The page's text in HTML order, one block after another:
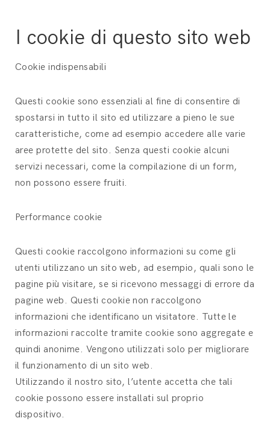
I cookie di questo sito web
Cookie indispensabili
Questi cookie sono essenziali al fine di consentire di
spostarsi in tutto il sito ed utilizzare a pieno le sue
caratteristiche, come ad esempio accedere alle varie
aree protette del sito. Senza questi cookie alcuni
servizi necessari, come la compilazione di un form,
non possono essere fruiti.
Performance cookie
Questi cookie raccolgono informazioni su come gli
utenti utilizzano un sito web, ad esempio, quali sono le
pagine più visitare, se si ricevono messaggi di errore da
pagine web. Questi cookie non raccolgono
informazioni che identificano un visitatore. Tutte le
informazioni raccolte tramite cookie sono aggregate e
quindi anonime. Vengono utilizzati solo per migliorare
il funzionamento di un sito web.
Utilizzando il nostro sito, l’utente accetta che tali
cookie possono essere installati sul proprio
dispositivo.